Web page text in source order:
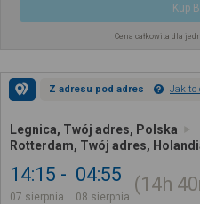
Kup
Cena całkowita dla
Z adresu pod adres Jak to
Legnica, Twój adres, Polska
Rotterdam, Twój adres,
14:15
07 sierpnia
04:55
08 sierpnia
14h